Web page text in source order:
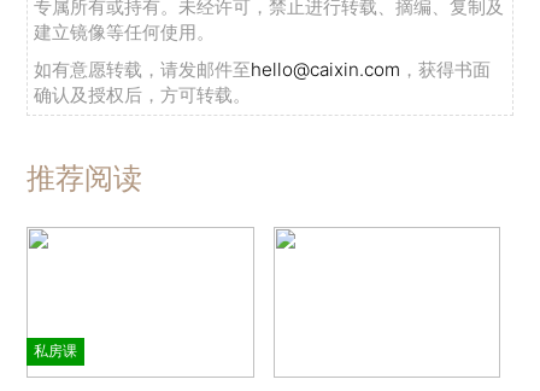
专属所有或持有。未经许可，禁止进行转载、摘编、复制及
建立镜像等任何使用。
如有意愿转载，请发邮件至hello@caixin.com ，获得书面
确认及授权后，方可转载。
推荐阅读
私房课